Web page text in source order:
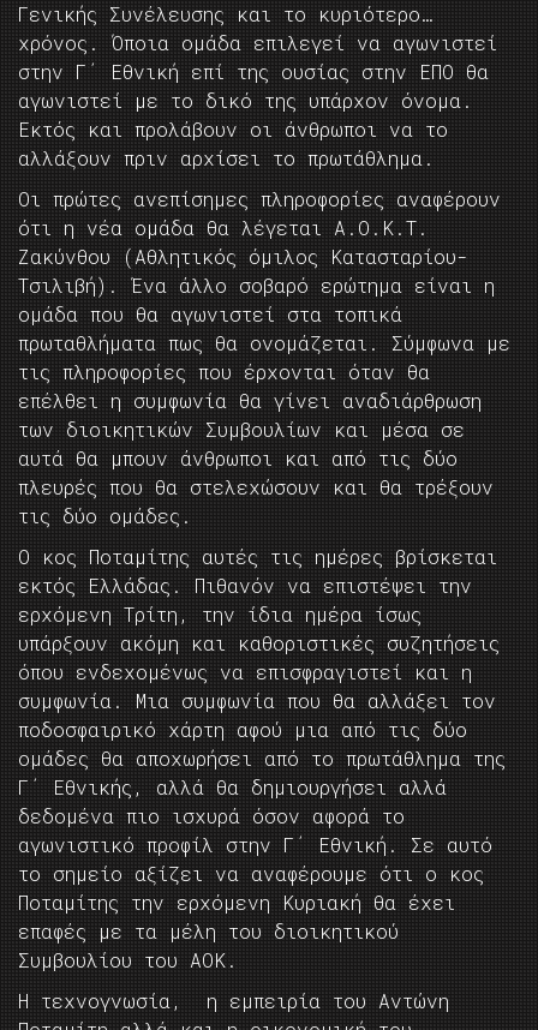
Γενικής Συνέλευσης και το κυριότερο…
χρόνος. Όποια ομάδα επιλεγεί να αγωνιστεί
στην Γ΄ Εθνική επί της ουσίας στην ΕΠΟ θα
αγωνιστεί με το δικό της υπάρχον όνομα.
Εκτός και προλάβουν οι άνθρωποι να το
αλλάξουν πριν αρχίσει το πρωτάθλημα.
Οι πρώτες ανεπίσημες πληροφορίες αναφέρουν
ότι η νέα ομάδα θα λέγεται Α.Ο.Κ.Τ.
Ζακύνθου (Αθλητικός όμιλος Κατασταρίου-
Τσιλιβή). Ένα άλλο σοβαρό ερώτημα είναι η
ομάδα που θα αγωνιστεί στα τοπικά
πρωταθλήματα πως θα ονομάζεται. Σύμφωνα με
τις πληροφορίες που έρχονται όταν θα
επέλθει η συμφωνία θα γίνει αναδιάρθρωση
των διοικητικών Συμβουλίων και μέσα σε
αυτά θα μπουν άνθρωποι και από τις δύο
πλευρές που θα στελεχώσουν και θα τρέξουν
τις δύο ομάδες.
Ο κος Ποταμίτης αυτές τις ημέρες βρίσκεται
εκτός Ελλάδας. Πιθανόν να επιστέψει την
ερχόμενη Τρίτη, την ίδια ημέρα ίσως
υπάρξουν ακόμη και καθοριστικές συζητήσεις
όπου ενδεχομένως να επισφραγιστεί και η
συμφωνία. Μια συμφωνία που θα αλλάξει τον
ποδοσφαιρικό χάρτη αφού μια από τις δύο
ομάδες θα αποχωρήσει από το πρωτάθλημα της
Γ΄ Εθνικής, αλλά θα δημιουργήσει αλλά
δεδομένα πιο ισχυρά όσον αφορά το
αγωνιστικό προφίλ στην Γ΄ Εθνική. Σε αυτό
το σημείο αξίζει να αναφέρουμε ότι ο κος
Ποταμίτης την ερχόμενη Κυριακή θα έχει
επαφές με τα μέλη του διοικητικού
Συμβουλίου του ΑΟΚ.
Η τεχνογνωσία, η εμπειρία του Αντώνη